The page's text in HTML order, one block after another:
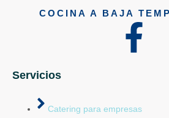
COCINA A BAJA
Servicios
Catering para empresas